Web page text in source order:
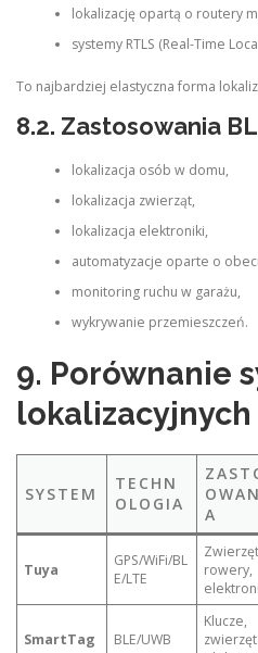
lokalizację opartą o routery
systemy RTLS (Real-Time
To najbardziej elastyczna forma
8.2. Zastosowania
lokalizacja osób w domu,
lokalizacja zwierząt,
lokalizacja elektroniki,
automatyzacje oparte o
monitoring ruchu w garażu,
wykrywanie przemieszczeń.
9. Porównanie
lokalizacyjnych
SYSTEM
TECHN
OLOGIA
A
Tuya
GPS/WiFi/BL
E/LTE
rowery,
SmartTag BLE/UWB
Klucze,